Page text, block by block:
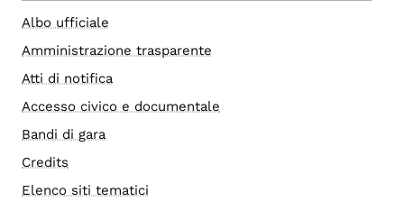
Albo ufficiale
Amministrazione trasparente
Atti di notifica
Accesso civico e documentale
Bandi di gara
Credits
Elenco siti tematici